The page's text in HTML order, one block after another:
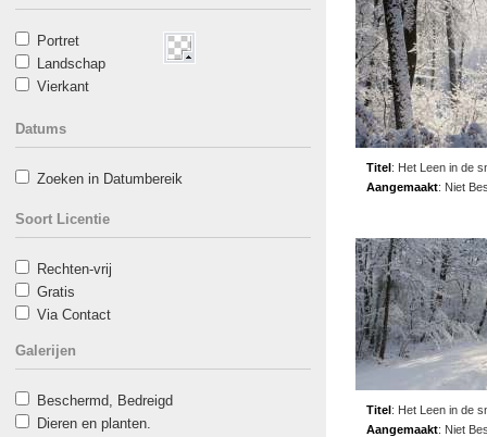
Portret
Landschap
Vierkant
Datums
Zoeken in Datumbereik
Soort Licentie
Rechten-vrij
Gratis
Via Contact
Galerijen
Beschermd, Bedreigd
Dieren en planten.
Titel: Het Leen in de
Aangemaakt: Niet
Titel: Het Leen in de
Aangemaakt: Niet